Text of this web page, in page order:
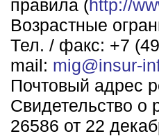
правила (http://
Возрастные
Тел. / факс: +7
mail: mig@insur-
Почтовый адрес
Свидетельство
26586 от 22